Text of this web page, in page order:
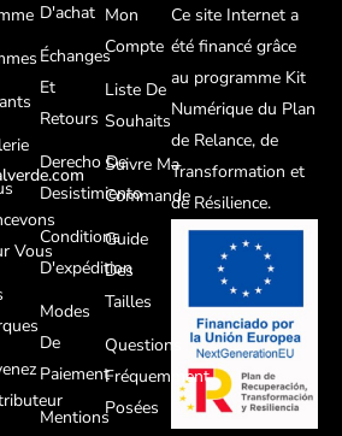
Vous
D'achat
Échanges
Et
Retours
Derecho De
Desistimiento
Conditions
D'expédition
Modes
De
Paiement
Mentions
Mon
Compte
Liste De
Souhaits
Suivre Ma
Commande
Guide
Des
Tailles
Questions
Fréquemment
Posées
Ce site Internet a
été financé grâce
au programme Kit
Numérique du Plan
de Relance, de
Transformation et
de Résilience.